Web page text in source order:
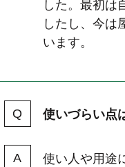
した。最初は
したし、今は
います。
使いづらい点
使い人や用途